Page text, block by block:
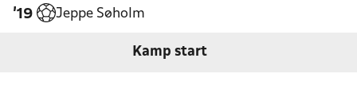
'19 Jeppe Søholm
Kamp start